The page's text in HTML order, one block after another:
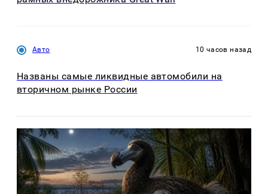
Авто 10 часов назад
Названы самые ликвидные автомобили на
вторичном рынке России